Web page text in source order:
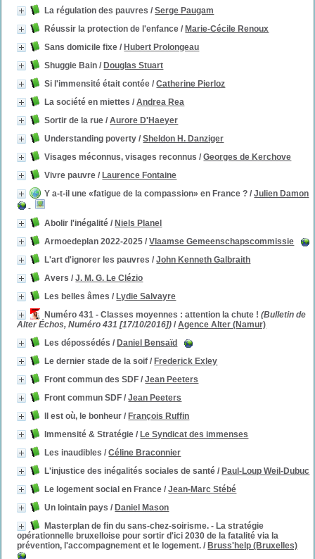
La régulation des pauvres /Serge Paugam
Réussir la protection de l'enfance / Marie-Cécile Renoux
Sans domicile fixe / Hubert Prolongeau
Shuggie Bain / Douglas Stuart
Si l'immensité était contée /Catherine Pierloz
La société en miettes /Andrea Rea
Sortir de la rue /Aurore D'Haeyer
Understanding poverty /Sheldon H. Danziger
Visages méconnus, visages reconnus /Georges de Kerchove
Vivre pauvre / Laurence Fontaine
Y a-t-il une «fatigue de la compassion» en France ? /Julien Damon
Abolir l'inégalité / Niels Planel
Armoedeplan 2022-2025 /Vlaamse Gemeenschapscommissie
L'art d'ignorer les pauvres /John Kenneth Galbraith
Avers /J. M. G. Le Clézio
Les belles âmes / Lydie Salvayre
Numéro 431 - Classes moyennes : attention la chute ! (Bulletin de
Alter Échos, Numéro 431 [17/10/2016]) /Agence Alter (Namur)
Les dépossédés / Daniel Bensaïd
Le dernier stade de la soif / Frederick Exley
Front commun des SDF /Jean Peeters
Front commun SDF /Jean Peeters
Il est où, le bonheur / François Ruffin
Immensité & Stratégie / Le Syndicat des immenses
Les inaudibles /Céline Braconnier
L'injustice des inégalités sociales de santé / Paul-Loup Weil-Dubuc
Le logement social en France /Jean-Marc Stébé
Un lointain pays / Daniel Mason
Masterplan de fin du sans-chez-soirisme. - La stratégie
opérationnelle bruxelloise pour sortir d'ici 2030 de la fatalité via la
prévention, l'accompagnement et le logement. / Bruss'help (Bruxelles)